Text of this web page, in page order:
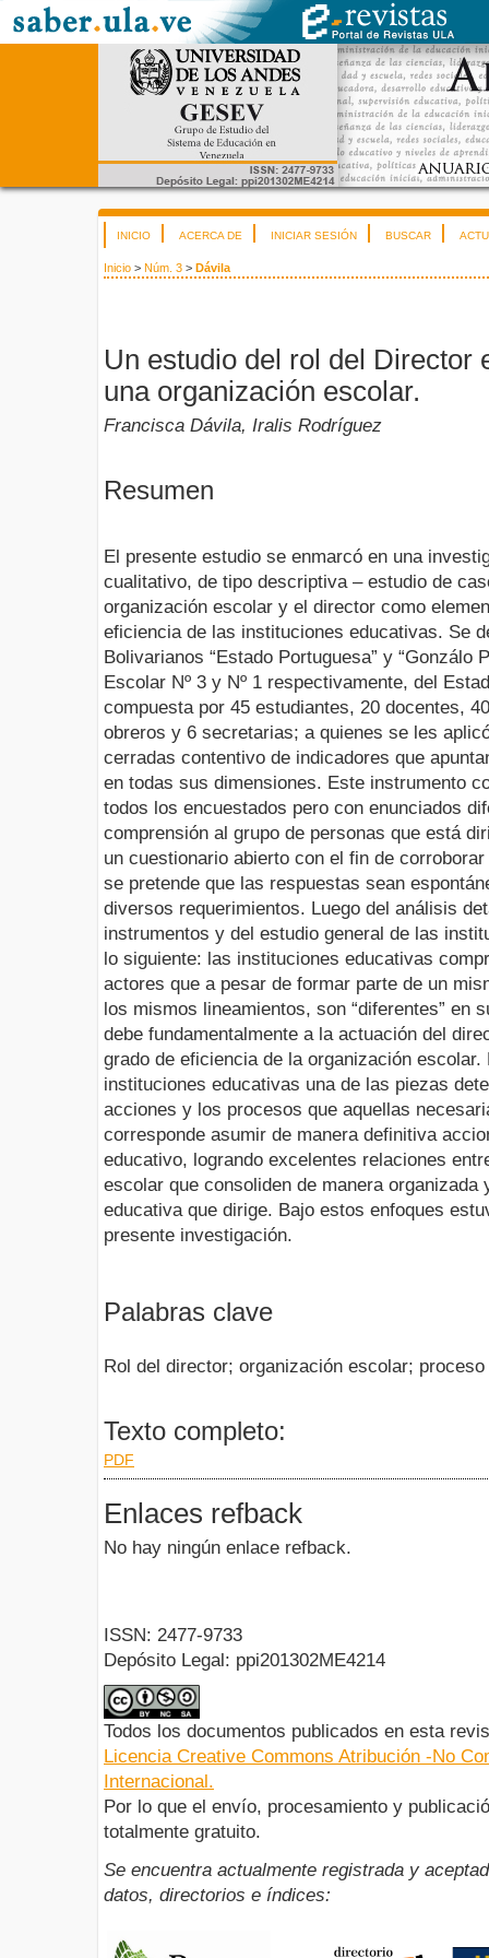
INICIO ACERCA DE INICIAR SESIÓN BUSCAR
Inicio > Núm. 3 > Dávila
Un estudio del rol del Director
una organización escolar.
Francisca Dávila, Iralis Rodríguez
Resumen
El presente estudio se enmarcó en una
cualitativo, de tipo descriptiva – estudio de
organización escolar y el director como
eficiencia de las instituciones educativas. Se
Bolivarianos “Estado Portuguesa” y “Gonzálo
Escolar Nº 3 y Nº 1 respectivamente, del
compuesta por 45 estudiantes, 20 docentes,
obreros y 6 secretarias; a quienes se les
cerradas contentivo de indicadores que
en todas sus dimensiones. Este instrumento
todos los encuestados pero con enunciados
comprensión al grupo de personas que está
un cuestionario abierto con el fin de
se pretende que las respuestas sean
diversos requerimientos. Luego del análisis
instrumentos y del estudio general de las
lo siguiente: las instituciones educativas
actores que a pesar de formar parte de un
los mismos lineamientos, son “diferentes” en
debe fundamentalmente a la actuación del
grado de eficiencia de la organización
instituciones educativas una de las piezas
acciones y los procesos que aquellas
corresponde asumir de manera definitiva
educativo, logrando excelentes relaciones
escolar que consoliden de manera organizada
educativa que dirige. Bajo estos enfoques
presente investigación.
Palabras clave
Rol del director; organización escolar;
Texto completo:
PDF
Enlaces refback
No hay ningún enlace refback.
ISSN: 2477-9733
Depósito Legal: ppi201302ME4214
Todos los documentos publicados en esta
Licencia Creative Commons Atribución -No
Internacional.
Por lo que el envío, procesamiento y
totalmente gratuito.
Se encuentra actualmente registrada y
datos, directorios e índices: